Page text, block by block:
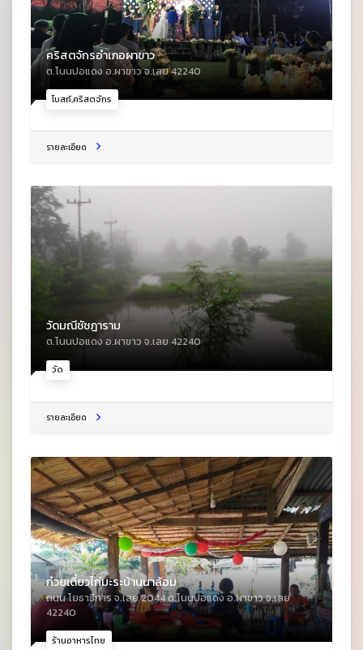
โบสถ์,คริสตจักร
คริสตจักรอำเภอผาขาว
ต.โนนปอแดง อ.ผาขาว จ.เลย 42240
รายละเอียด
วัด
วัดมณีชัชฎาราม
ต.โนนปอแดง อ.ผาขาว จ.เลย 42240
รายละเอียด
ร้านอาหารไทย
ก๋วยเตี๋ยวไก่มะระบ้านนาล้อม
ถนน โยธาธิการ จ.เลย 2044 ต.โนนปอแดง อ.ผาขาว จ.เลย
42240